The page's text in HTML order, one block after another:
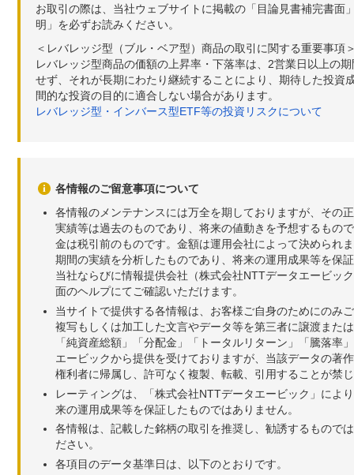
お取引の際は、当社ウェブサイトに掲載の「目論見書補完書
明」を必ずお読みください。
＜レバレッジ型（ブル・ベア型）商品の取引に関する重要事項
レバレッジ型商品の価額の上昇率・下落率は、2営業日以上の
せず、それが長期にわたり継続することにより、期待した投
間的な投資の目的に適合しない場合があります。
レバレッジ型・インバース型ETF等の投資リスクについて
各情報のご留意事項について
各情報のメンテナンスには万全を期しておりますが、その
実績等は過去のものであり、将来の値動きを予想するもの
金は税引前のものです。金額は運用会社によって決められ
期間の実績を分析したものであり、将来の運用成果等を保
当社ならびに情報提供会社（株式会社NTTデータエービッ
面のヘルプにてご確認いただけます。
当サイトで提供する各情報は、お客様ご自身のためにのみ
複写もしくは加工した文言やデータ等を第三者に譲渡また
「純資産総額」「分配金」「トータルリターン」「騰落
エービックから提供を受けておりますが、当該データの著
権利者に帰属し、許可なく複製、転載、引用することが禁
レーティングは、「株式会社NTTデータエービック」によ
来の運用成果等を保証したものではありません。
各情報は、記載した銘柄の取引を推奨し、勧誘するもので
ださい。
各項目のデータ基準日は、以下のとおりです。